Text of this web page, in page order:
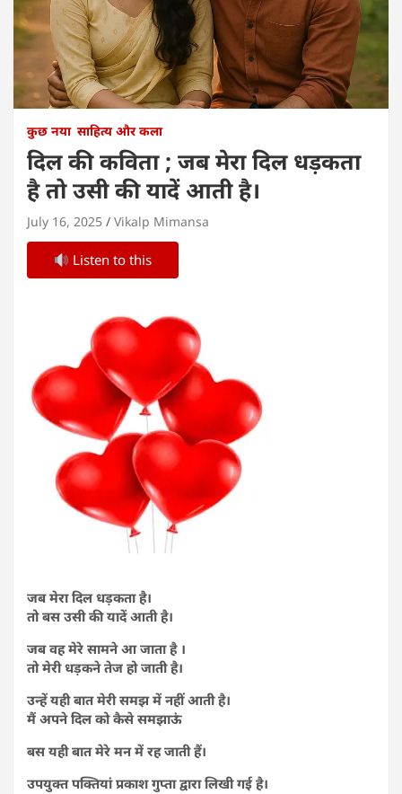
कुछ नया साहित्य और कला
दिल की कविता ; जब मेरा दिल धड़कता
है तो उसी की यादें आती है।
July 16, 2025 Vikalp Mimansa
Listen to this
जब मेरा दिल धड़कता है।
तो बस उसी की यादें आती है।
जब वह मेरे सामने आ जाता है ।
तो मेरी धड़कने तेज हो जाती है।
उन्हें यही बात मेरी समझ में नहीं आती है।
मैं अपने दिल को कैसे समझाऊं
बस यही बात मेरे मन में रह जाती हैं।
उपयुक्त पक्तियां प्रकाश गुप्ता द्वारा लिखी गई है।